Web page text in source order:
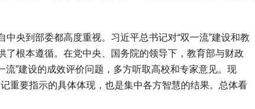
央到部委都高度重视。习近平总书记对“双一流”建设和教
了根本遵循。在党中央、国务院的领导下，教育部与财政
”建设的成效评价问题，多方听取高校和专家意见。现
重要指示的具体体现，也是集中各方智慧的结果。总体看